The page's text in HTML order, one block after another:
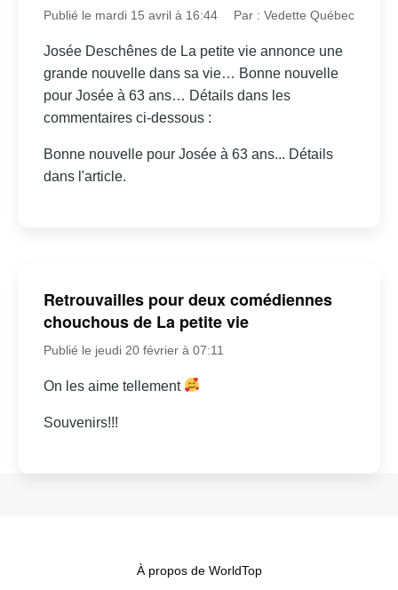
Publié le mardi 15 avril à 16:44 Par : Vedette Québec
Josée Deschênes de La petite vie annonce une
grande nouvelle dans sa vie… Bonne nouvelle
pour Josée à 63 ans… Détails dans les
commentaires ci-dessous :
Bonne nouvelle pour Josée à 63 ans... Détails
dans l'article.
Retrouvailles pour deux comédiennes
chouchous de La petite vie
Publié le jeudi 20 février à 07:11
On les aime tellement
Souvenirs!!!
À propos de WorldTop